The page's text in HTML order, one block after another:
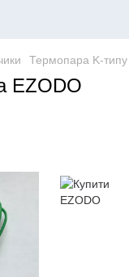
Термопара K-типу
EZODO